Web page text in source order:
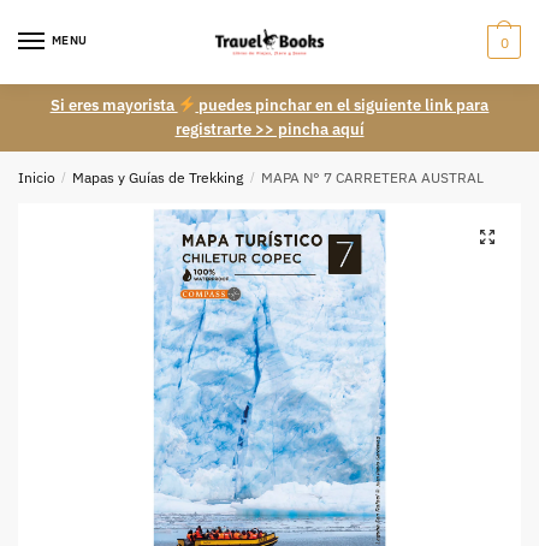
MENU 0
Si eres mayorista
puedes pinchar en el siguiente link para
registrarte >> pincha aquí
Inicio / Mapas y Guías de Trekking / MAPA N° 7 CARRETERA AUSTRAL